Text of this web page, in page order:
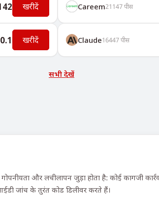
खरीदें Careem21147पीस
खरीदें Claude16447पीस
सभी देखें
और लचीलापन जुड़ा होता है: कोई कागजी
जांच के तुरंत कोड डिलीवर करते हैं।